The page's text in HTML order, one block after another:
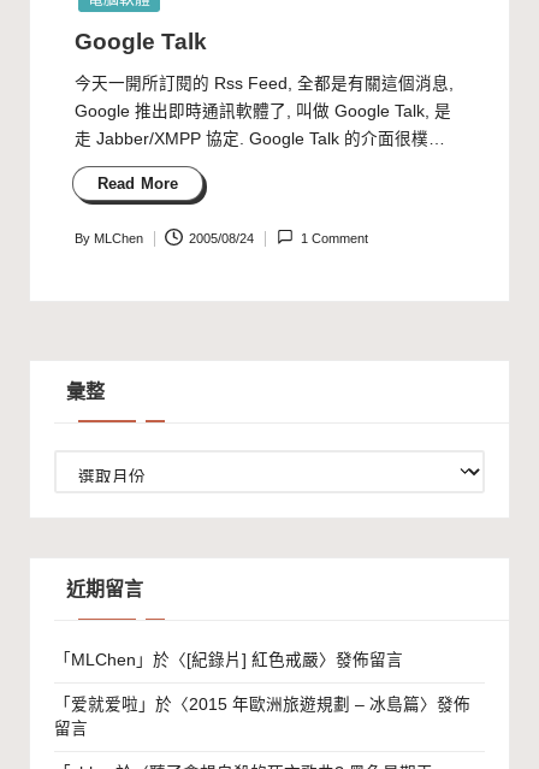
Google Talk
今天一開所訂閱的 Rss Feed, 全都是有關這個消息,
Google 推出即時通訊軟體了, 叫做 Google Talk, 是
走 Jabber/XMPP 協定. Google Talk 的介面很樸…
Read More
Posted
By MLChen 2005/08/24 1 Comment
彙整
近期留言
「 MLChen 」於〈 [紀錄片] 紅色戒嚴〉發佈留言
「 爱就爱啦 」於〈2015 年歐洲旅遊規劃 – 冰島篇〉發佈
留言